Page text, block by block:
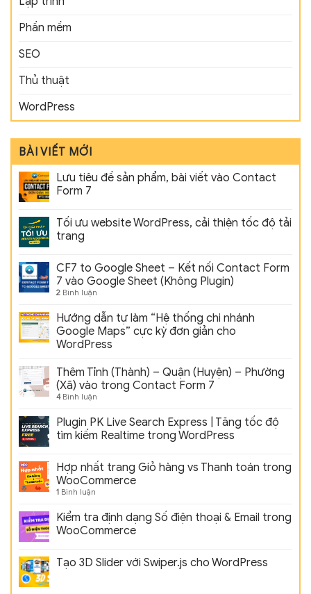
Phần mềm
SEO
Thủ thuật
WordPress
BÀI VIẾT MỚI
Lưu tiêu đề sản phẩm, bài viết vào Contact
Form 7
Tối ưu website WordPress, cải thiện tốc độ tải
trang
CF7 to Google Sheet – Kết nối Contact Form
7 vào Google Sheet (Không Plugin)
2 Bình luận
Hướng dẫn tự làm “Hệ thống chi nhánh
Google Maps” cực kỳ đơn giản cho
WordPress
Thêm Tỉnh (Thành) – Quận (Huyện) – Phường
(Xã) vào trong Contact Form 7
4Bình luận
Plugin PK Live Search Express | Tăng tốc độ
tìm kiếm Realtime trong WordPress
Hợp nhất trang Giỏ hàng vs Thanh toán trong
WooCommerce
1 Bình luận
Kiểm tra định dạng Số điện thoại & Email trong
WooCommerce
Tạo 3D Slider với Swiper.js cho WordPress